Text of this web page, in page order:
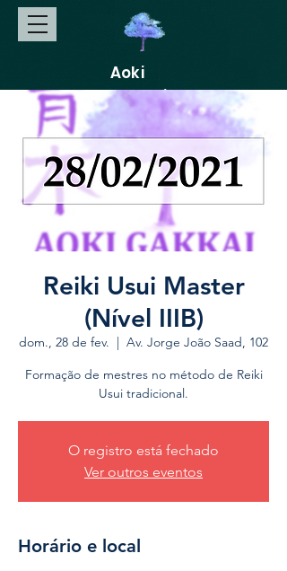
Aoki
Gakkai
Reiki Usui Master
(Nível IIIB)
dom., 28 de fev.
  |
Av. Jorge João Saad, 102
Formação de mestres no método de Reiki
Usui tradicional.
O registro está fechado
Ver outros eventos
Horário e local